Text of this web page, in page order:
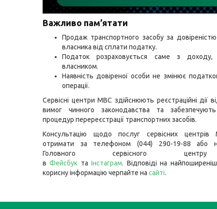
Важливо пам’ятати
Продаж транспортного засобу за
власника від сплати податку.
Податок розраховується саме з доходу,
власником.
Наявність довіреної особи не змінює
операції.
Сервісні центри МВС здійснюють реєстраційні дії
вимог чинного законодавства та забезпечують
процедур перереєстрації транспортних засобів.
Консультацію щодо послуг сервісних
отримати за телефоном (044) 290-19-88 або
Головного сервісного
в Фейсбук та Інстаграм. Відповіді на
корисну інформацію черпайте на сайті.